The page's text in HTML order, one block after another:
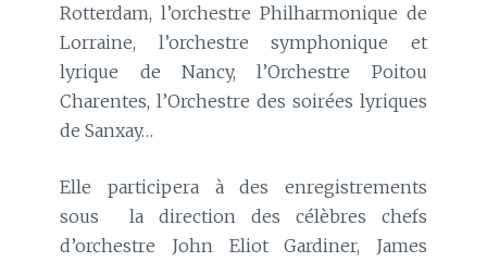
Rotterdam, l’orchestre Philharmonique de
Lorraine, l’orchestre symphonique et
lyrique de Nancy, l’Orchestre Poitou
Charentes, l’Orchestre des soirées lyriques
de Sanxay…
Elle participera à des enregistrements
sous la direction des célèbres chefs
d’orchestre John Eliot Gardiner, James